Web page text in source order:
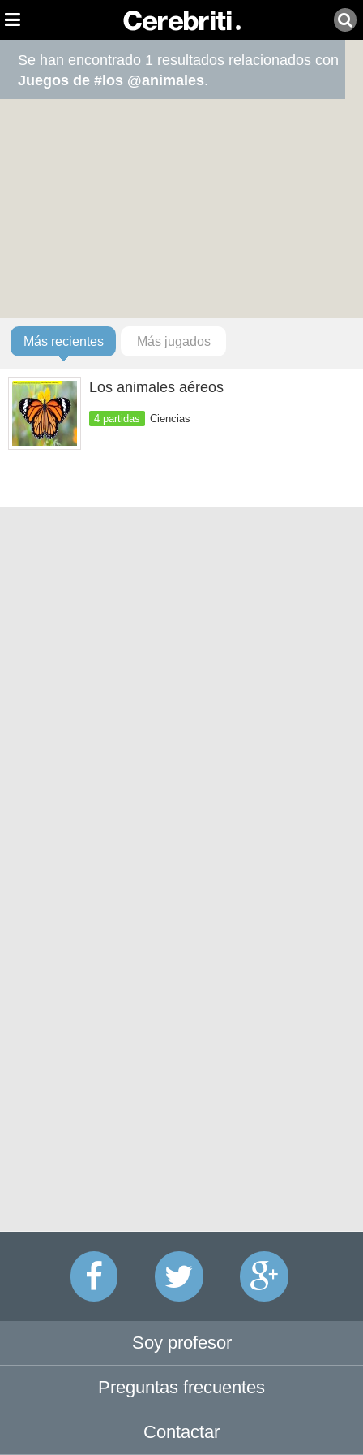
Se han encontrado 1 resultados relacionados con
Juegos de #los @animales.
Más recientes Más jugados
Los animales aéreos
4 partidas Ciencias
Soy profesor
Preguntas frecuentes
Contactar